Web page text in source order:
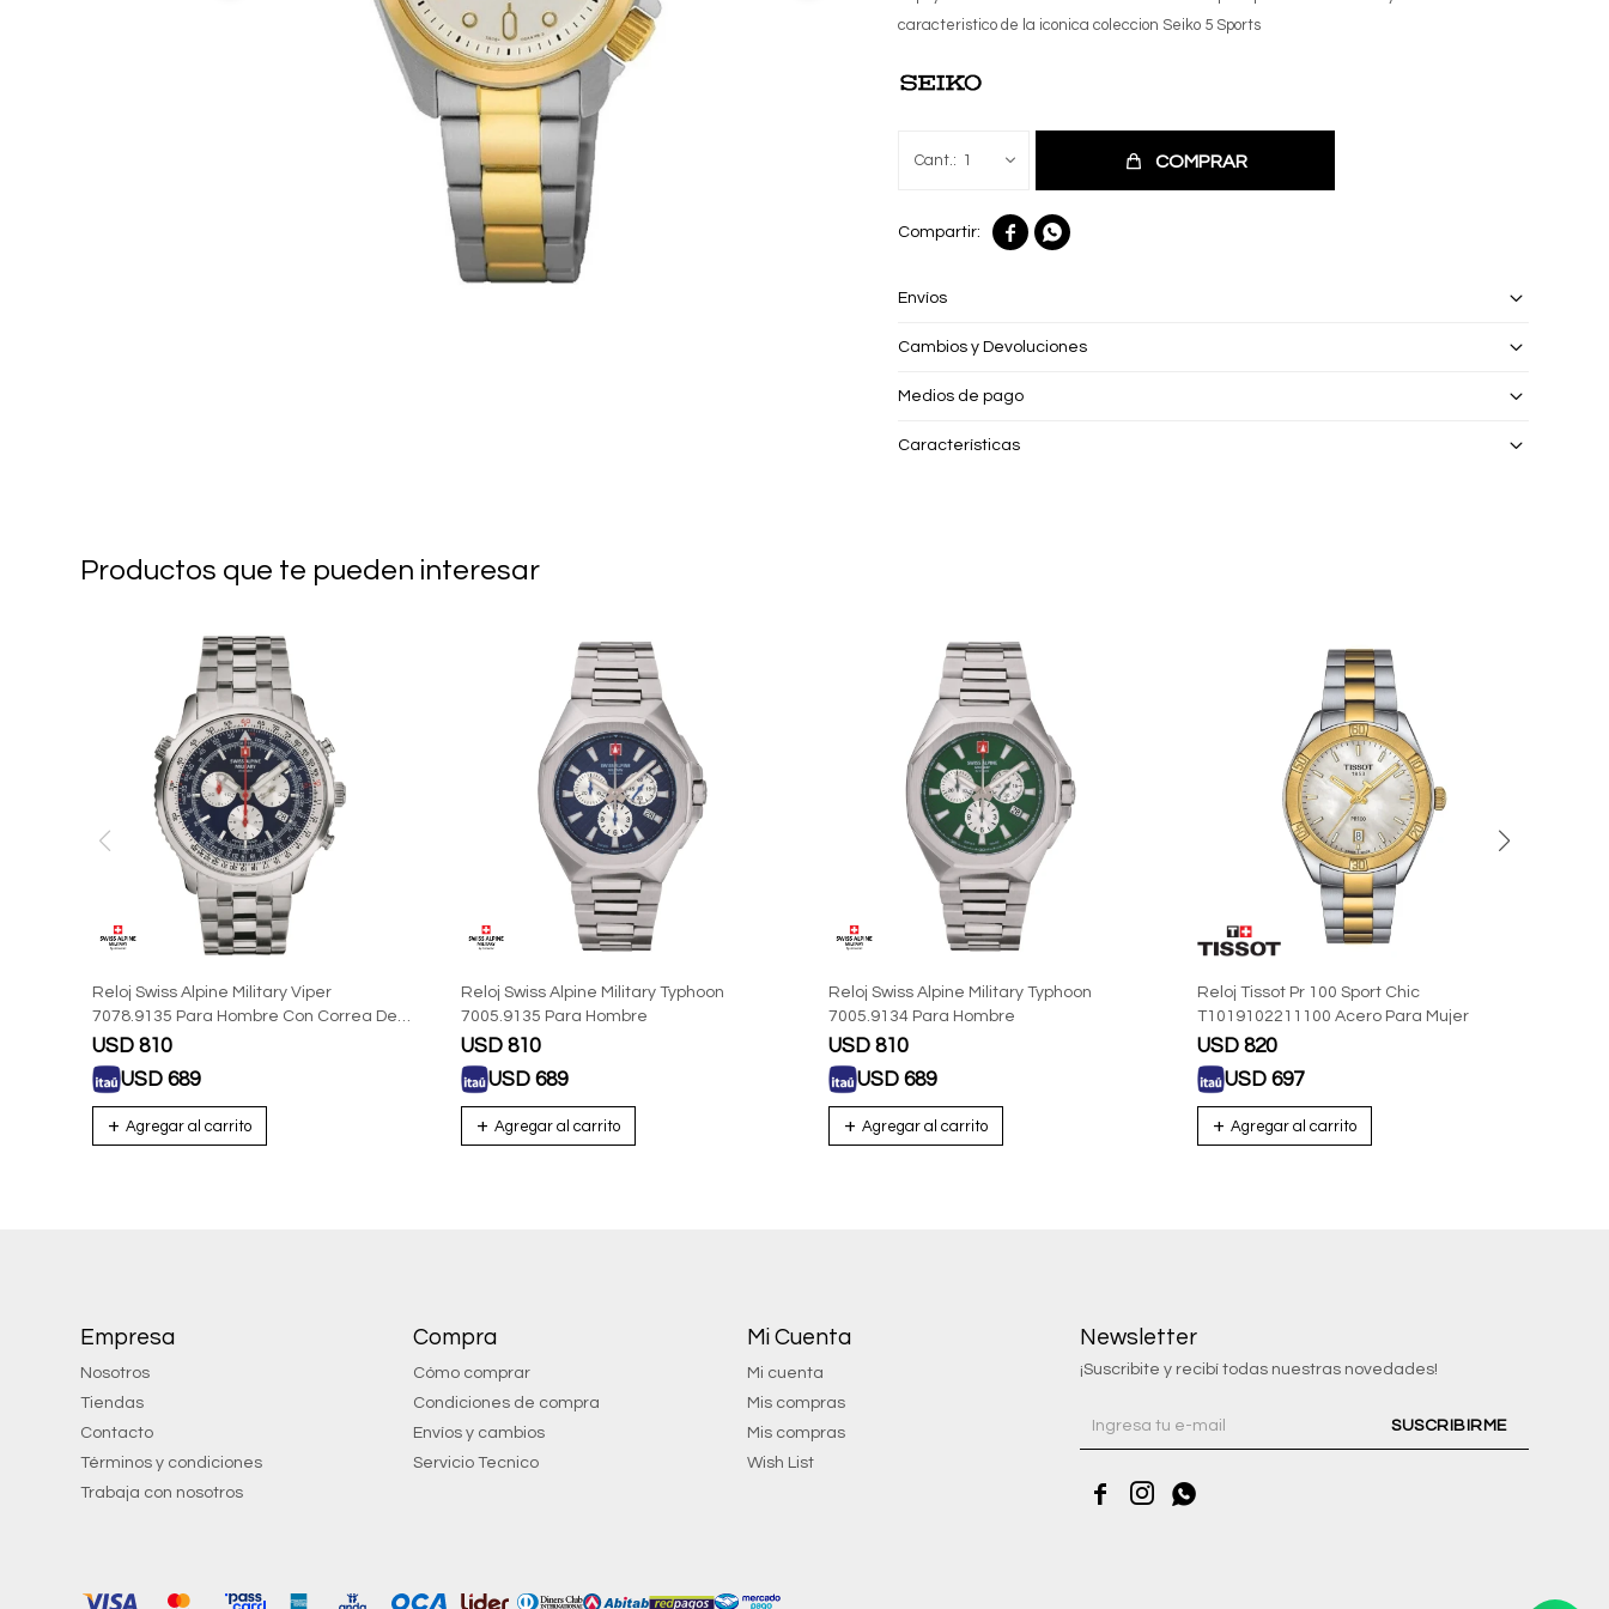
caracteristico de la iconica coleccion Seiko 5 Sports
1 COMPRAR
 
Envíos
Cambios y Devoluciones
Medios de pago
Características
Productos que te pueden interesar
Reloj Swiss Alpine Military Viper
7078.9135 Para Hombre Con Correa De
Acero
USD 810
USD 689
Reloj Swiss Alpine Military Typhoon
7005.9135 Para Hombre
USD 810
USD 689
Reloj Swiss Alpine Military Typhoon
7005.9134 Para Hombre
USD 810
USD 689
Reloj Tissot Pr 100 Sport Chic
T1019102211100 Acero Para Mujer
USD 820
USD 697
Empresa
Nosotros
Tiendas
Contacto
Términos y condiciones
Trabaja con nosotros
Compra
Cómo comprar
Condiciones de compra
Envíos y cambios
Servicio Tecnico
Mi Cuenta
Mi cuenta
Mis compras
Mis compras
Wish List
Newsletter
¡Suscribite y recibí todas nuestras novedades!
SUSCRIBIRME
  